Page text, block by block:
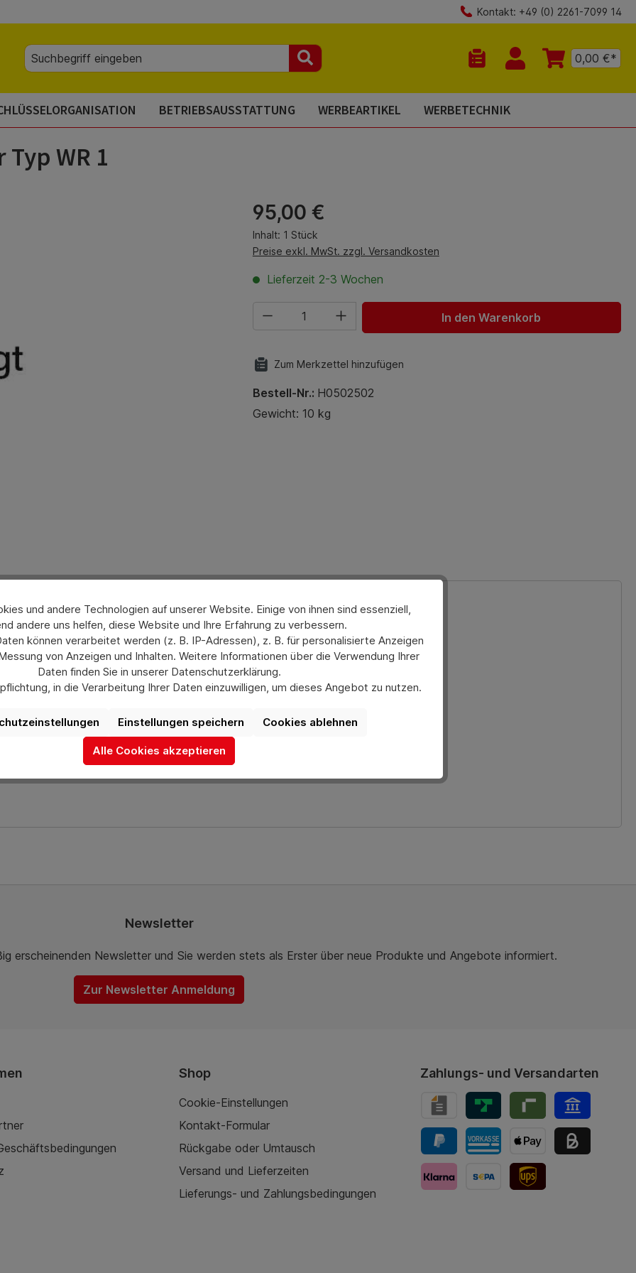
Kontakt: +49 (0) 2261-7099 14
Du hast 0 Produkte auf dem
0,00 €*
BETRIEBSAUSSTATTUNG WERBEARTIKEL WERBETECHNIK
WR 1
Regulärer Preis:
95,00 €
Inhalt: 1 Stück
Preise exkl. MwSt. zzgl. Versandkosten
Lieferzeit 2-3 Wochen
Produkt Anzahl: Gib den gewünschten Wert ein oder benutze die
In den Warenkorb
Zum Merkzettel hinzufügen
Bestell-Nr.: H0502502
Gewicht: 10 kg
WR 1.
bei uns über das Kontaktformular oder unter info@hermann-direkt.de.
Newsletter
erscheinenden Newsletter und Sie werden stets als Erster über neue Produkte und Angebote informiert.
Zur Newsletter Anmeldung
Shop
Cookie-Einstellungen
Kontakt-Formular
Rückgabe oder Umtausch
Versand und Lieferzeiten
Lieferungs- und Zahlungsbedingungen
Zahlungs- und Versandarten
und andere Technologien auf unserer Website. Einige von ihnen sind essenziell,
andere uns helfen, diese Website und Ihre Erfahrung zu verbessern.
können verarbeitet werden (z. B. IP-Adressen), z. B. für personalisierte Anzeigen
von Anzeigen und Inhalten. Weitere Informationen über die Verwendung Ihrer
Daten finden Sie in unserer Datenschutzerklärung.
in die Verarbeitung Ihrer Daten einzuwilligen, um dieses Angebot zu nutzen.
individueller Einstellungen möglicherweise nicht alle Funktionen der Website
verfügbar sind.
Mehr Informationen
Cookies ablehnen
Einstellungen speichern
Alle Cookies akzeptieren